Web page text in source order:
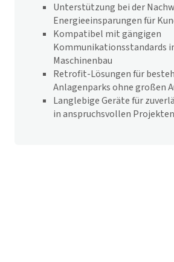
Unterstützung bei der
Energieeinsparungen für
Kompatibel mit gängigen
Kommunikationsstandards
Maschinenbau
Retrofit-Lösungen für
Anlagenparks ohne großen
Langlebige Geräte für
in anspruchsvollen Projekten